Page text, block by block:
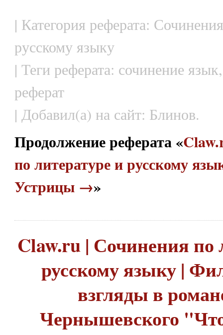
| Категория реферата:
русскому языку
| Теги реферата: сочинение
реферат
| Добавил(а) на сайт: Блинов.
Продолжение реферата «
по литературе и русскому
Устрицы →»
Claw.ru | Сочинения по
русскому языку |
взгляды в
Чернышевского